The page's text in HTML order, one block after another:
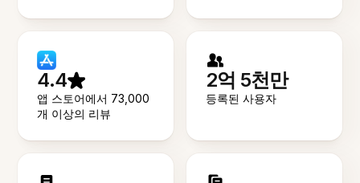
4.4
앱 스토어에서 73,000
개 이상의 리뷰
2억 5천만
등록된 사용자